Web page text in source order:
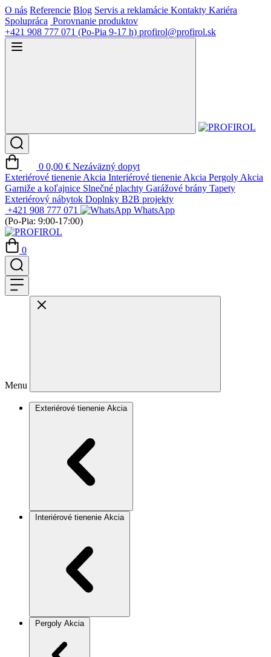
O nás Referencie Blog Servis a reklamácie Kontakty Kariéra
Spolupráca Porovnanie produktov
+421 908 777 071 (Po-Pia 9-17 h) profirol@profirol.sk
0 0,00 € Nezáväzný dopyt
Exteriérové tienenie Akcia Interiérové tienenie Akcia Pergoly Akcia
Garniže a koľajnice Slnečné plachty Garážové brány Tapety
Exteriérový nábytok Doplnky B2B projekty
+421 908 777 071
WhatsApp
(Po-Pia: 9:00-17:00)
0
Menu
Exteriérové tienenie Akcia
Interiérové tienenie Akcia
Pergoly Akcia